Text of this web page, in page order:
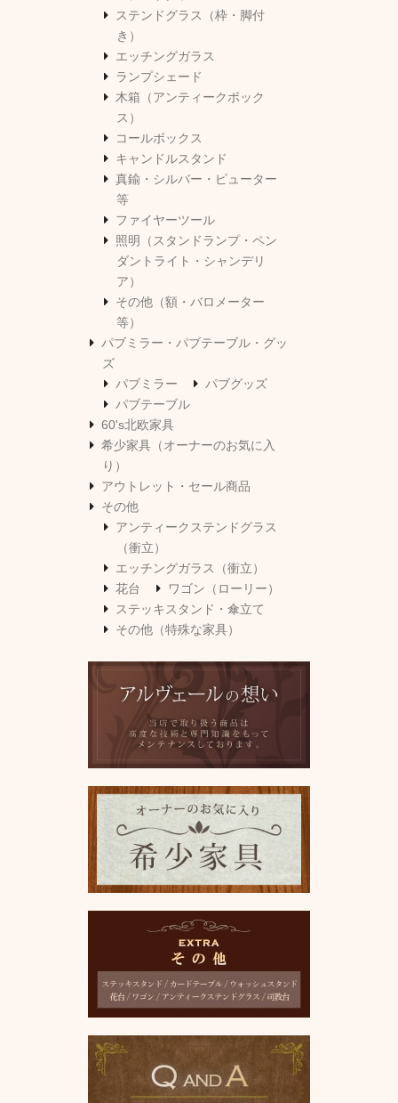
ステンドグラス（枠・脚付
き）
エッチングガラス
ランプシェード
木箱（アンティークボック
ス）
コールボックス
キャンドルスタンド
真鍮・シルバー・ピューター
等
ファイヤーツール
照明（スタンドランプ・ペン
ダントライト・シャンデリ
ア）
その他（額・バロメーター
等）
パブミラー・パブテーブル・グッ
ズ
パブミラー
パブグッズ
パブテーブル
60's北欧家具
希少家具（オーナーのお気に入
り）
アウトレット・セール商品
その他
アンティークステンドグラス
（衝立）
エッチングガラス（衝立）
花台
ワゴン（ローリー）
ステッキスタンド・傘立て
その他（特殊な家具）